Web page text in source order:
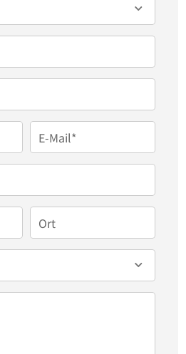
E-Mail*
Ort